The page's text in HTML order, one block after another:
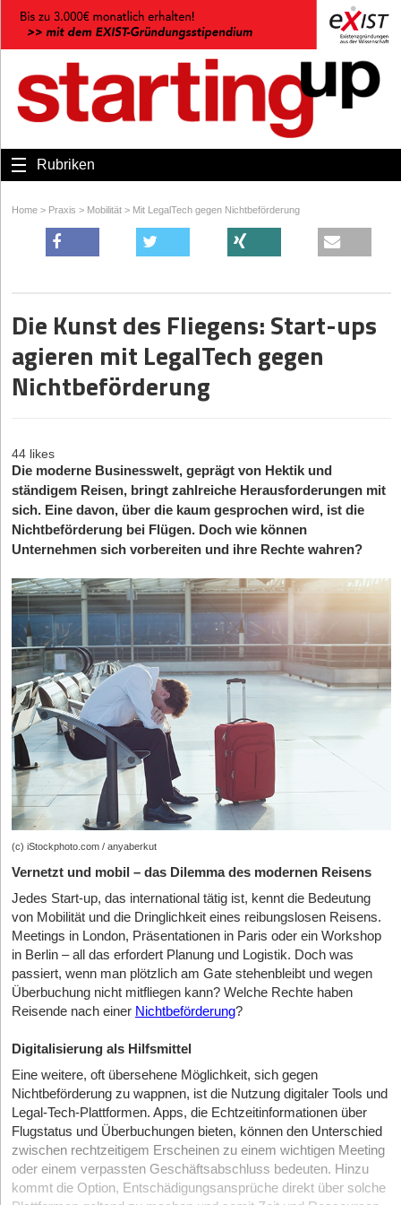
Rubriken
Home > Praxis > Mobilität > Mit LegalTech gegen Nichtbeförderung
Die Kunst des Fliegens: Start-ups
agieren mit LegalTech gegen
Nichtbeförderung
44 likes
Die moderne Businesswelt, geprägt von Hektik und
ständigem Reisen, bringt zahlreiche Herausforderungen mit
sich. Eine davon, über die kaum gesprochen wird, ist die
Nichtbeförderung bei Flügen. Doch wie können
Unternehmen sich vorbereiten und ihre Rechte wahren?
(c) iStockphoto.com / anyaberkut
Vernetzt und mobil – das Dilemma des modernen Reisens
Jedes Start-up, das international tätig ist, kennt die Bedeutung
von Mobilität und die Dringlichkeit eines reibungslosen Reisens.
Meetings in London, Präsentationen in Paris oder ein Workshop
in Berlin – all das erfordert Planung und Logistik. Doch was
passiert, wenn man plötzlich am Gate stehenbleibt und wegen
Überbuchung nicht mitfliegen kann? Welche Rechte haben
Reisende nach einer Nichtbeförderung?
Digitalisierung als Hilfsmittel
Eine weitere, oft übersehene Möglichkeit, sich gegen
Nichtbeförderung zu wappnen, ist die Nutzung digitaler Tools und
Legal-Tech-Plattformen. Apps, die Echtzeitinformationen über
Flugstatus und Überbuchungen bieten, können den Unterschied
zwischen rechtzeitigem Erscheinen zu einem wichtigen Meeting
oder einem verpassten Geschäftsabschluss bedeuten. Hinzu
kommt die Option, Entschädigungsansprüche direkt über solche